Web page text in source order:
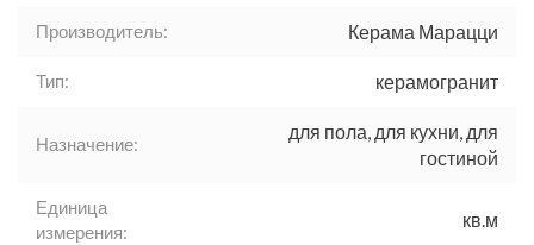
Производитель: Керама Марацци
Тип: керамогранит
Назначение:
для пола, для кухни, для
гостиной
Единица
измерения:
кв.м